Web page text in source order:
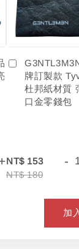
牌訂製款
杜邦紙材質
口金零錢包
NT$ 153
NT$ 180
-
加